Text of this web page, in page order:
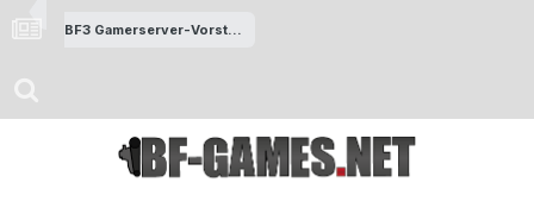
BF3 Gamerserver-Vorstellung